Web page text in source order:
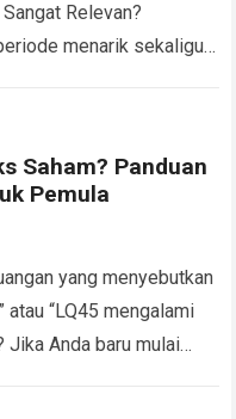
Relevan?
menarik sekaligus
Saham? Panduan
Pemula
yang menyebutkan
atau “LQ45 mengalami
Jika Anda baru mulai